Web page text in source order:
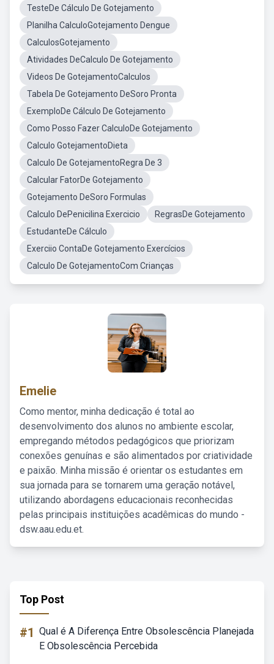
TesteDe Cálculo De Gotejamento
Planilha CalculoGotejamento Dengue
CalculosGotejamento
Atividades DeCalculo De Gotejamento
Videos De GotejamentoCalculos
Tabela De Gotejamento DeSoro Pronta
ExemploDe Cálculo De Gotejamento
Como Posso Fazer CalculoDe Gotejamento
Calculo GotejamentoDieta
Calculo De GotejamentoRegra De 3
Calcular FatorDe Gotejamento
Gotejamento DeSoro Formulas
Calculo DePenicilina Exercicio
RegrasDe Gotejamento
EstudanteDe Cálculo
Exerciio ContaDe Gotejamento Exercícios
Calculo De GotejamentoCom Crianças
Emelie
Como mentor, minha dedicação é total ao
desenvolvimento dos alunos no ambiente escolar,
empregando métodos pedagógicos que priorizam
conexões genuínas e são alimentados por criatividade
e paixão. Minha missão é orientar os estudantes em
sua jornada para se tornarem uma geração notável,
utilizando abordagens educacionais reconhecidas
pelas principais instituições acadêmicas do mundo -
dsw.aau.edu.et.
Top Post
#1 Qual é A Diferença Entre Obsolescência Planejada
E Obsolescência Percebida